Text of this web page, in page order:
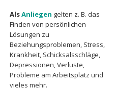
AlsAnliegen gelten z. B. das
Finden von persönlichen
Lösungen zu
Beziehungsproblemen, Stress,
Krankheit, Schicksalsschläge,
Depressionen, Verluste,
Probleme am Arbeitsplatz und
vieles mehr.